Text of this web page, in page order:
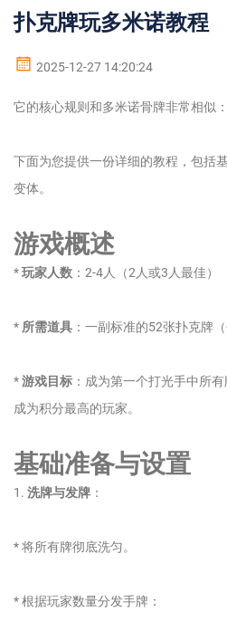
扑克牌玩多米诺教程
2025-12-27 14:20:24
它的核心规则和多米诺骨牌非常相似：
下面为您提供一份详细的教程，包括
变体。
游戏概述
*玩家人数 ：2-4人（2人或3人最佳）
* 所需道具 ：一副标准的52张扑克牌（
*游戏目标 ：成为第一个打光手中所
成为积分最高的玩家。
基础准备与设置
1. 洗牌与发牌 ：
* 将所有牌彻底洗匀。
* 根据玩家数量分发手牌：